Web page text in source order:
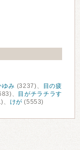
ゆみ (3237)、
目の疲
、
目がチラチラす
けが (5553)